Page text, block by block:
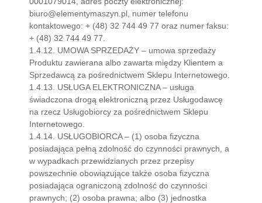
biuro@elementymaszyn.pl, numer telefonu
kontaktowego: + (48) 32 744 49 77 oraz numer faksu:
+ (48) 32 744 49 77.
1.4.12. UMOWA SPRZEDAŻY – umowa sprzedaży
Produktu zawierana albo zawarta między Klientem a
Sprzedawcą za pośrednictwem Sklepu Internetowego.
1.4.13. USŁUGA ELEKTRONICZNA – usługa
świadczona drogą elektroniczną przez Usługodawcę
na rzecz Usługobiorcy za pośrednictwem Sklepu
Internetowego.
1.4.14. USŁUGOBIORCA – (1) osoba fizyczna
posiadająca pełną zdolność do czynności prawnych, a
w wypadkach przewidzianych przez przepisy
powszechnie obowiązujące także osoba fizyczna
posiadająca ograniczoną zdolność do czynności
prawnych; (2) osoba prawna; albo (3) jednostka